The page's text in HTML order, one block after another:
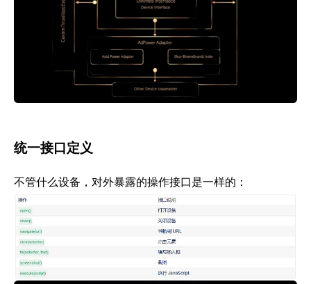
统一接口定义
不管什么设备，对外暴露的操作接口是一样的：